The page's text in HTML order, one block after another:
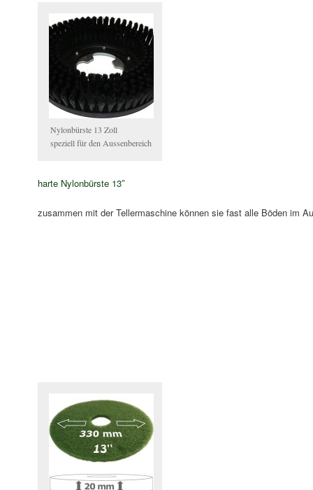
Nylonbürste 13 Zoll
speziell für den Aussenbereich
harte Nylonbürste 13″
zusammen mit der Tellermaschine können sie fast alle Böden im